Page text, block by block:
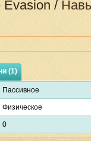
Evasion /
(1)
Пассивное
Физическое
0